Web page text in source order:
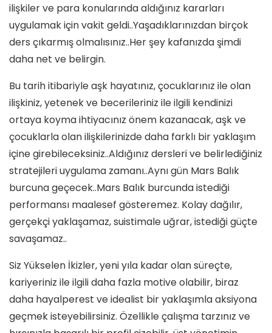
ilişkiler ve para konularında aldığınız kararları
uygulamak için vakit geldi..Yaşadıklarınızdan birçok
ders çıkarmış olmalısınız..Her şey kafanızda şimdi
daha net ve belirgin.
Bu tarih itibariyle aşk hayatınız, çocuklarınız ile olan
ilişkiniz, yetenek ve becerileriniz ile ilgili kendinizi
ortaya koyma ihtiyacınız önem kazanacak, aşk ve
çocuklarla olan ilişkilerinizde daha farklı bir yaklaşım
içine girebileceksiniz..Aldığınız dersleri ve belirlediğiniz
stratejileri uygulama zamanı..Aynı gün Mars Balık
burcuna geçecek..Mars Balık burcunda istediği
performansı maalesef gösteremez. Kolay dağılır,
gerçekçi yaklaşamaz, suistimale uğrar, istediği güçte
savaşamaz..
Siz Yükselen İkizler, yeni yıla kadar olan süreçte,
kariyeriniz ile ilgili daha fazla motive olabilir, biraz
daha hayalperest ve idealist bir yaklaşımla aksiyona
geçmek isteyebilirsiniz. Özellikle çalışma tarzınız ve